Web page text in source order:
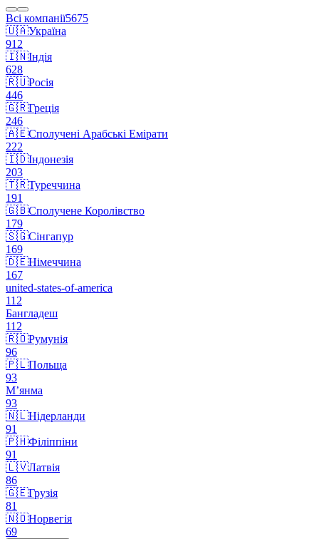
Всі компанії5675
🇺🇦Україна
912
🇮🇳Індiя
628
🇷🇺Росія
446
🇬🇷Греція
246
🇦🇪Сполучені Арабські Емірати
222
🇮🇩Індонезія
203
🇹🇷Туреччина
191
🇬🇧Сполучене Королівство
179
🇸🇬Сінгапур
169
🇩🇪Німеччина
167
united-states-of-america
112
Бангладеш
112
🇷🇴Румунія
96
🇵🇱Польща
93
М’янма
93
🇳🇱Нідерланди
91
🇵🇭Філіппіни
91
🇱🇻Латвія
86
🇬🇪Грузія
81
🇳🇴Норвегія
69